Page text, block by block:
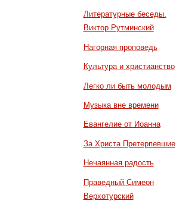
Литературные беседы.
Виктор Рутминский
Нагорная проповедь
Культура и христианство
Легко ли быть молодым
Музыка вне времени
Евангелие от Иоанна
За Христа Претерпевшие
Нечаянная радость
Праведный Симеон
Верхотурский